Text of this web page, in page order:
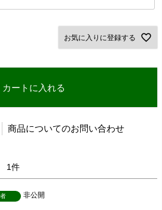
お気に入りに登録する
カートに入れる
商品についてのお問い合わせ
1
非公開